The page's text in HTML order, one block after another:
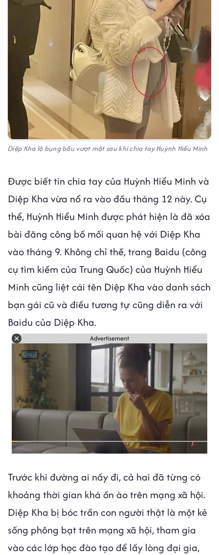
Diệp Kha lộ bụng bầu vượt mặt sau khi chia tay Huỳnh Hiểu Minh
Được biết tin chia tay của Huỳnh Hiểu Minh và
Diệp Kha vừa nổ ra vào đầu tháng 12 này. Cụ
thể, Huỳnh Hiểu Minh được phát hiện là đã xóa
bài đăng công bố mối quan hệ với Diệp Kha
vào tháng 9. Không chỉ thế, trang Baidu (công
cụ tìm kiếm của Trung Quốc) của Huỳnh Hiểu
Minh cũng liệt cái tên Diệp Kha vào danh sách
bạn gái cũ và điều tương tự cũng diễn ra với
Baidu của Diệp Kha.
Advertisement
Trước khi đường ai nấy đi, cả hai đã từng có
khoảng thời gian khá ồn ào trên mạng xã hội.
Diệp Kha bị bóc trần con người thật là một kẻ
sống phông bạt trên mạng xã hội, tham gia
vào các lớp học đào tạo để lấy lòng đại gia,